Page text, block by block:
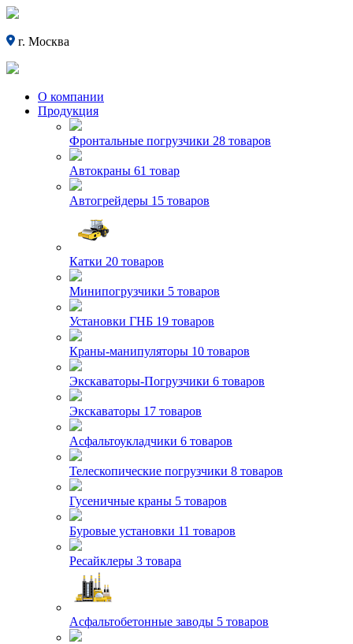
г. Москва
О компании
Продукция
Фронтальные погрузчики 28 товаров
Автокраны 61 товар
Автогрейдеры 15 товаров
Катки 20 товаров
Минипогрузчики 5 товаров
Установки ГНБ 19 товаров
Краны-манипуляторы 10 товаров
Экскаваторы-Погрузчики 6 товаров
Экскаваторы 17 товаров
Асфальтоукладчики 6 товаров
Телескопические погрузчики 8 товаров
Гусеничные краны 5 товаров
Буровые установки 11 товаров
Ресайклеры 3 товара
Асфальтобетонные заводы 5 товаров